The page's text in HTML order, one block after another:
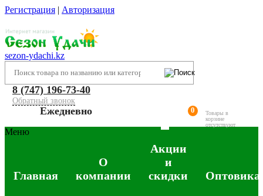
Регистрация | Авторизация
sezon-ydachi.kz
8 (747) 196-73-40
Обратный звонок
Ежедневно 0
Товары в
корзине
отсутствуют
Меню
Главная
О
компании
Акции
и
скидки